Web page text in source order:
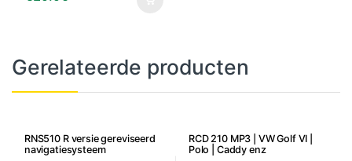
Gerelateerde producten
RNS510 R versie gereviseerd
navigatiesysteem
RCD 210 MP3 | VW Golf VI |
Polo | Caddy enz